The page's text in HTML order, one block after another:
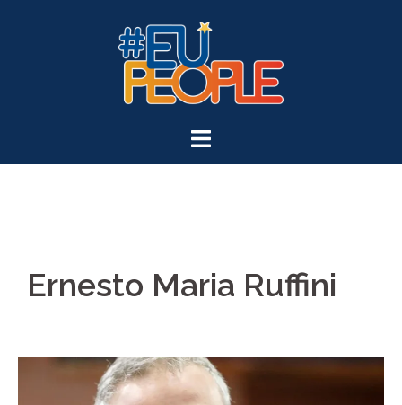
Ernesto Maria Ruffini